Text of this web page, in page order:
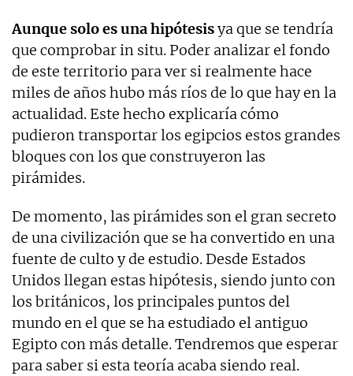
Aunque solo es una hipótesisya que se tendría
que comprobar in situ. Poder analizar el fondo
de este territorio para ver si realmente hace
miles de años hubo más ríos de lo que hay en la
actualidad. Este hecho explicaría cómo
pudieron transportar los egipcios estos grandes
bloques con los que construyeron las
pirámides.
De momento, las pirámides son el gran secreto
de una civilización que se ha convertido en una
fuente de culto y de estudio. Desde Estados
Unidos llegan estas hipótesis, siendo junto con
los británicos, los principales puntos del
mundo en el que se ha estudiado el antiguo
Egipto con más detalle. Tendremos que esperar
para saber si esta teoría acaba siendo real.